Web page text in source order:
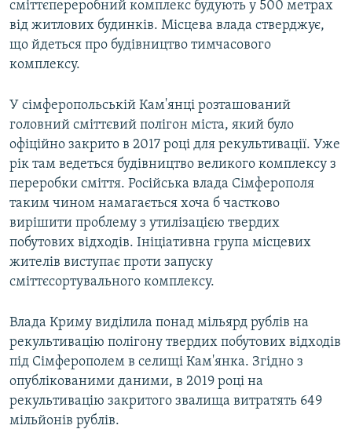
сміттєпереробний комплекс будують у 500 метрах
від житлових будинків. Місцева влада стверджує,
що йдеться про будівництво тимчасового
комплексу.
У сімферопольській Кам'янці розташований
головний сміттєвий полігон міста, який було
офіційно закрито в 2017 році для рекультивації. Уже
рік там ведеться будівництво великого комплексу з
переробки сміття. Російська влада Сімферополя
таким чином намагається хоча б частково
вирішити проблему з утилізацією твердих
побутових відходів. Ініціативна група місцевих
жителів виступає проти запуску
сміттєсортувального комплексу.
Влада Криму виділила понад мільярд рублів на
рекультивацію полігону твердих побутових відходів
під Сімферополем в селищі Кам'янка. Згідно з
опублікованими даними, в 2019 році на
рекультивацію закритого звалища витратять 649
мільйонів рублів.